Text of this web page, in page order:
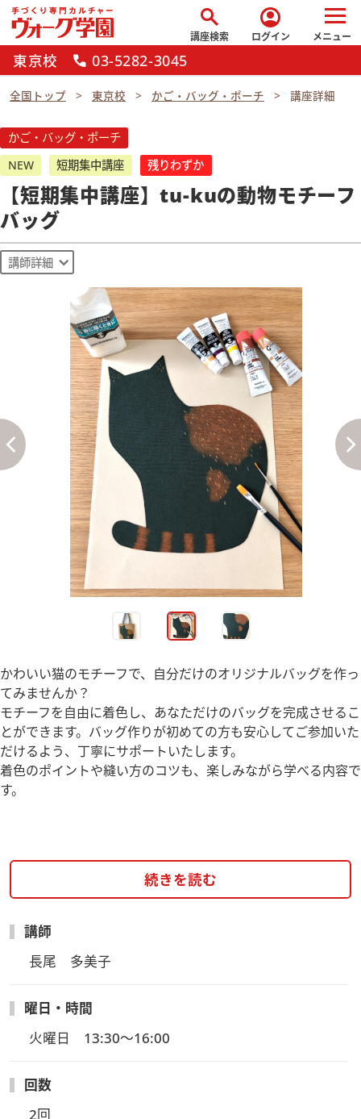
search
講座検索
account_circle
ログイン メニュー
東京校 call 03-5282-3045
全国トップ 東京校 かご・バッグ・ポーチ 講座詳細
かご・バッグ・ポーチ
NEW
短期集中講座 残りわずか
【短期集中講座】tu-kuの動物モチーフ
バッグ
講師詳細
かわいい猫のモチーフで、自分だけのオリジナルバッグを作っ
てみませんか？
モチーフを自由に着色し、あなただけのバッグを完成させるこ
とができます。バッグ作りが初めての方も安心してご参加いた
だけるよう、丁寧にサポートいたします。
着色のポイントや縫い方のコツも、楽しみながら学べる内容で
す。
続きを読む
講師
長尾　多美子
曜日・時間
火曜日　13:30～16:00
回数
2回